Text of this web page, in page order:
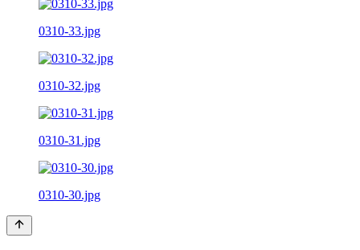
0310-33.jpg
0310-32.jpg
0310-31.jpg
0310-30.jpg